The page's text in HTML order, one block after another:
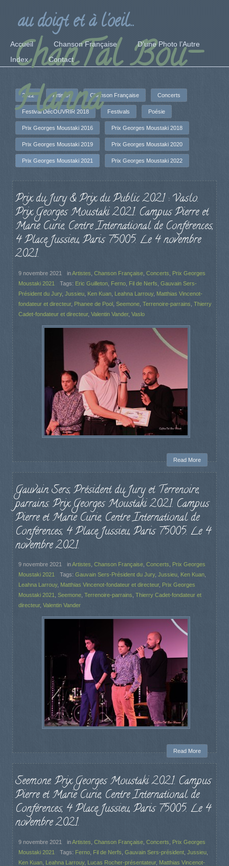
ChanTal Bou-
Hanna
au doigt et à l'oeil...
Accueil Chanson Française
D’une Photo l’Autre
Index
Contact
2022 Artistes Chanson Française Concerts
Festival DécOUVRIR 2018 Festivals Poésie
Prix Georges Moustaki 2016 Prix Georges Moustaki 2018
Prix Georges Moustaki 2019 Prix Georges Moustaki 2020
Prix Georges Moustaki 2021 Prix Georges Moustaki 2022
Prix du Jury & Prix du Public 2021 : Vaslo.
Prix Georges Moustaki 2021. Campus Pierre et
Marie Curie, Centre International de Conférences,
4 Place Jussieu, Paris 75005. Le 4 novembre
2021.
9 novembre 2021 inArtistes Chanson Française Concerts
Prix Georges
Moustaki 2021
Tags: Eric Guilleton Ferno Fil de Nerfs Gauvain Sers-
Président du Jury, Jussieu Ken Kuan Leahna Larrouy, Matthias Vincenot-
fondateur et directeur, Phanee de Pool Seemone Terrenoire-parrains Thierry
Cadet-fondateur et directeur, Valentin Vander, Vaslo
Read More
Gauvain Sers, Président du Jury et Terrenoire,
parrains. Prix Georges Moustaki 2021. Campus
Pierre et Marie Curie, Centre International de
Conférences, 4 Place Jussieu, Paris 75005. Le 4
novembre 2021.
9 novembre 2021 inArtistes Chanson Française Concerts
Prix Georges
Moustaki 2021
Tags: Gauvain Sers-Président du Jury, Jussieu Ken Kuan
Leahna Larrouy, Matthias Vincenot-fondateur et directeur, Prix Georges
Moustaki 2021
Seemone Terrenoire-parrains Thierry Cadet-fondateur et
directeur, Valentin Vander
Read More
Seemone. Prix Georges Moustaki 2021. Campus
Pierre et Marie Curie, Centre International de
Conférences, 4 Place Jussieu, Paris 75005. Le 4
novembre 2021.
9 novembre 2021 inArtistes Chanson Française Concerts
Prix Georges
Moustaki 2021
Tags: Ferno Fil de Nerfs Gauvain Sers-président Jussieu
Ken Kuan Leahna Larrouy, Lucas Rocher-présentateur, Matthias Vincenot-